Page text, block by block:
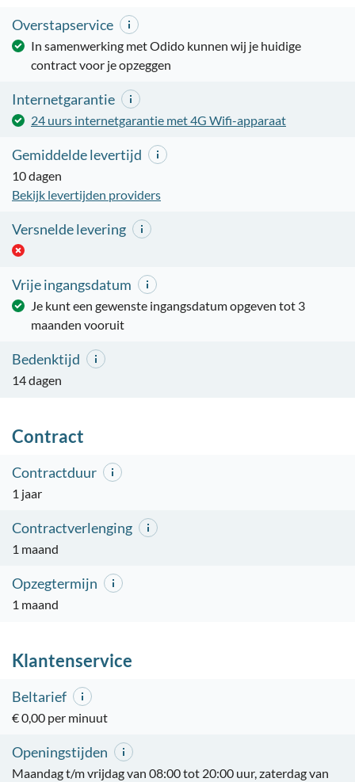
Overstapservice
In samenwerking met Odido kunnen wij je huidige
contract voor je opzeggen
Internetgarantie
24 uurs internetgarantie met 4G Wifi-apparaat
Gemiddelde levertijd
10 dagen
Bekijk levertijden providers
Versnelde levering
Vrije ingangsdatum
Je kunt een gewenste ingangsdatum opgeven tot 3
maanden vooruit
Bedenktijd
14 dagen
Contract
Contractduur
1 jaar
Contractverlenging
1 maand
Opzegtermijn
1 maand
Klantenservice
Beltarief
€ 0,00 per minuut
Openingstijden
Maandag t/m vrijdag van 08:00 tot 20:00 uur, zaterdag van